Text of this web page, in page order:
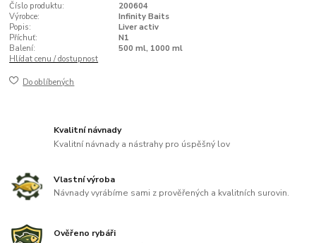
Číslo produktu:
200604
Výrobce:
Infinity Baits
Popis:
Liver activ
Příchuť:
N1
Balení:
500 ml, 1000 ml
Hlídat cenu / dostupnost
Do oblíbených
Kvalitní návnady
Kvalitní návnady a nástrahy pro úspěšný lov
Vlastní výroba
Návnady vyrábíme sami z prověřených a kvalitních surovin.
Ověřeno rybáři